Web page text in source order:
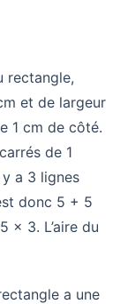
rectangle,
et de largeur
1 cm de côté.
de 1
a 3 lignes
donc 5 + 5
× 3. L’aire du
a une